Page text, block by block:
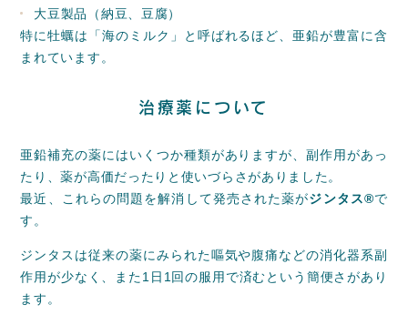
大豆製品（納豆、豆腐）
特に牡蠣は「海のミルク」と呼ばれるほど、亜鉛が豊富に含
まれています。
治療薬について
亜鉛補充の薬にはいくつか種類がありますが、副作用があっ
たり、薬が高価だったりと使いづらさがありました。
最近、これらの問題を解消して発売された薬がジンタス®で
す。
ジンタスは従来の薬にみられた嘔気や腹痛などの消化器系副
作用が少なく、また1日1回の服用で済むという簡便さがあり
ます。